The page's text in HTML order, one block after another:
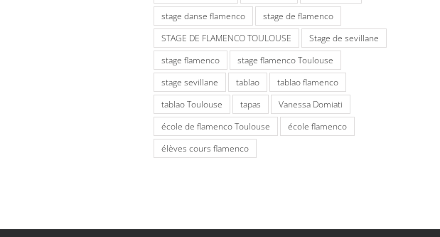
stage danse flamenco
stage de flamenco
STAGE DE FLAMENCO TOULOUSE
Stage de sevillane
stage flamenco
stage flamenco Toulouse
stage sevillane
tablao
tablao flamenco
tablao Toulouse
tapas
Vanessa Domiati
école de flamenco Toulouse
école flamenco
élèves cours flamenco